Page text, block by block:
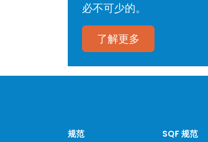
必不可少的。
了解更多
规范
SQF 规范